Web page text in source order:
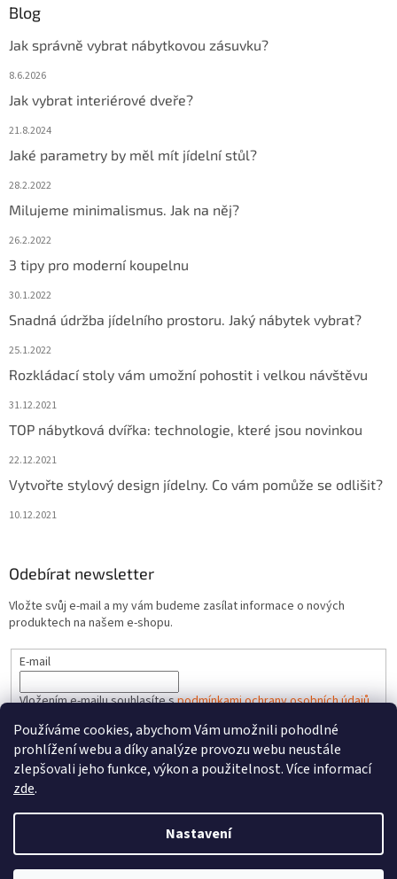
Používáme cookies, abychom Vám umožnili pohodlné
prohlížení webu a díky analýze provozu webu neustále
zlepšovali jeho funkce, výkon a použitelnost. Více informací
zde.
Nastavení
Blog
Jak správně vybrat nábytkovou zásuvku?
8.6.2026
Jak vybrat interiérové dveře?
21.8.2024
Jaké parametry by měl mít jídelní stůl?
28.2.2022
Milujeme minimalismus. Jak na něj?
26.2.2022
3 tipy pro moderní koupelnu
30.1.2022
Snadná údržba jídelního prostoru. Jaký nábytek vybrat?
25.1.2022
Rozkládací stoly vám umožní pohostit i velkou návštěvu
31.12.2021
TOP nábytková dvířka: technologie, které jsou novinkou
22.12.2021
Vytvořte stylový design jídelny. Co vám pomůže se odlišit?
10.12.2021
Odebírat newsletter
Vložte svůj e-mail a my vám budeme zasílat informace o nových
produktech na našem e-shopu.
E-mail
Vložením e-mailu souhlasíte spodmínkami ochrany osobních údajů
PŘIHLÁSIT SE
Copyright 2026FAREL.CZ. Všechna práva vyhrazena.Upravit